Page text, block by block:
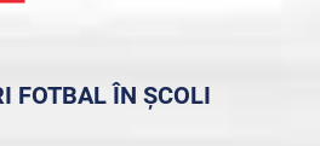
FOTBAL ÎN ȘCOLI